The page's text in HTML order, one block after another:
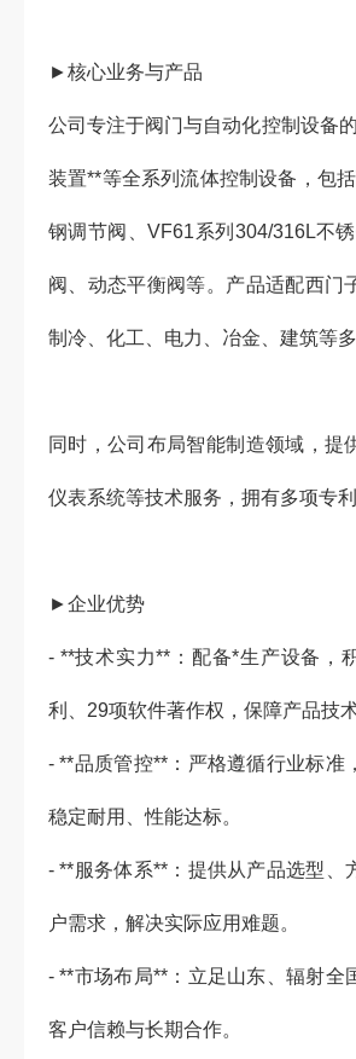
►核心业务与产品
公司专注于阀门与自动化控制设备
装置**等全系列流体控制设备，包
钢调节阀、VF61系列304/316L不
阀、动态平衡阀等。产品适配西门
制冷、化工、电力、冶金、建筑等多
同时，公司布局智能制造领域，提
仪表系统等技术服务，拥有多项专
►企业优势
- **技术实力**：配备*生产设备，
利、29项软件著作权，保障产品技术
- **品质管控**：严格遵循行业标
稳定耐用、性能达标。
- **服务体系**：提供从产品选型
户需求，解决实际应用难题。
- **市场布局**：立足山东、辐射
客户信赖与长期合作。